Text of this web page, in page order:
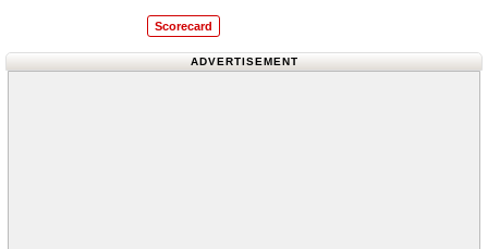
Scorecard
ADVERTISEMENT